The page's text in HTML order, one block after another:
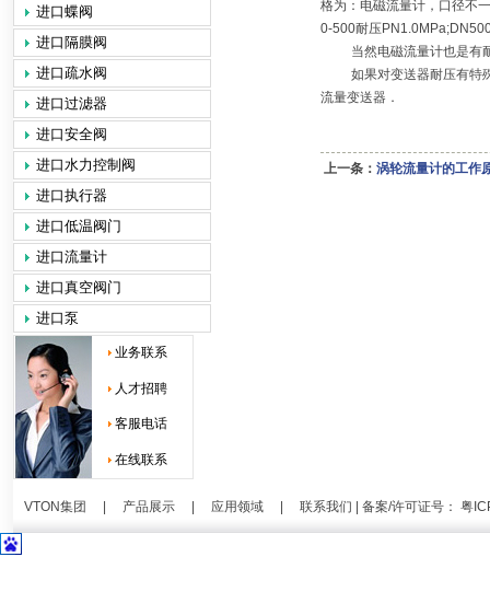
进口蝶阀
进口隔膜阀
进口疏水阀
进口过滤器
进口安全阀
进口水力控制阀
进口执行器
进口低温阀门
进口流量计
进口真空阀门
进口泵
业务联系
人才招聘
客服电话
在线联系
格为：电磁流量计，口径不
0-500耐压
当然电磁流量计也是有
如果对变送器耐压有特
流量变送器．
上一条： 涡轮流量计的工作
VTON集团 产品展示 应用领域 联系我们 | 备案/许可证号： 粤